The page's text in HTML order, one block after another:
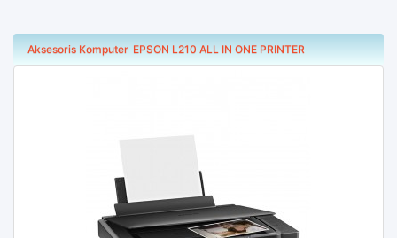
Aksesoris Komputer EPSON L210 ALL IN ONE PRINTER